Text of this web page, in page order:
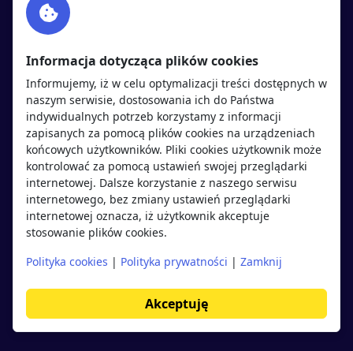
Twitter
Polityka cookies
Polityka prywatności
Kandydaci
Regulamin kandydata
Oferty pracy
Pracodawcy
Opinie o pracodawcach
Blog
Pracodawcy
Regulamin pracodawcy
Dodaj ogłoszenie
Informacja dotycząca plików cookies
Informujemy, iż w celu optymalizacji treści dostępnych w
naszym serwisie, dostosowania ich do Państwa
indywidualnych potrzeb korzystamy z informacji
zapisanych za pomocą plików cookies na urządzeniach
końcowych użytkowników. Pliki cookies użytkownik może
kontrolować za pomocą ustawień swojej przeglądarki
internetowej. Dalsze korzystanie z naszego serwisu
internetowego, bez zmiany ustawień przeglądarki
internetowej oznacza, iż użytkownik akceptuje
stosowanie plików cookies.
Polityka cookies | Polityka prywatności | Zamknij
Akceptuję